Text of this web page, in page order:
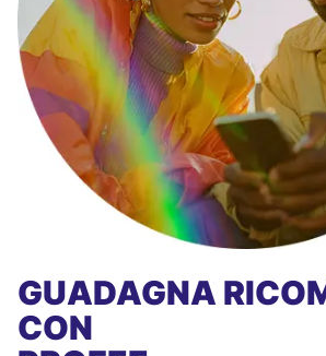
GUADAGNA
CON